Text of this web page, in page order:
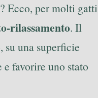
Ecco, per molti gatti
rilassamento. Il
una superficie
favorire uno stato